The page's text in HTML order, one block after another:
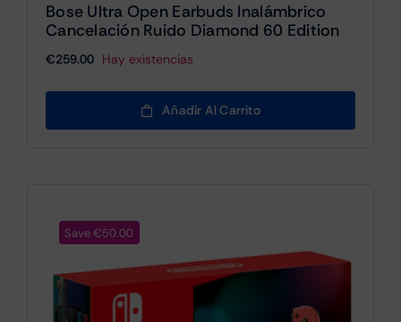
Bose Ultra Open Earbuds Inalámbrico
Cancelación Ruido Diamond 60 Edition
€259.00 Hay existencias
Añadir Al Carrito
Save €50.00